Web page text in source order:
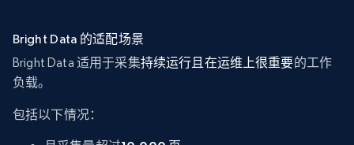
Bright Data 的适配场景
Bright Data 适用于采集持续运行且在运维上很重要的工作
负载。
包括以下情况：